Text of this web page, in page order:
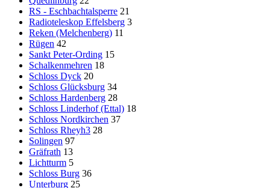
RS - Eschbachtalsperre 21
Radioteleskop Effelsberg 3
Reken (Melchenberg) 11
Rügen 42
Sankt Peter-Ording 15
Schalkenmehren 18
Schloss Dyck 20
Schloss Glücksburg 34
Schloss Hardenberg 28
Schloss Linderhof (Ettal) 18
Schloss Nordkirchen 37
Schloss Rheyh3 28
Solingen 97
Gräfrath 13
Lichtturm 5
Schloss Burg 36
Unterburg 25